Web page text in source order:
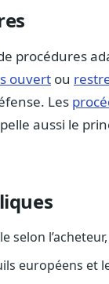
procédures
ouvert ou
Les
aussi le
européens et